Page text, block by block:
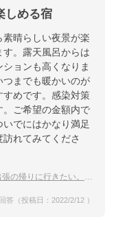
しめる宿
晴らしい夜景が楽
す。露天風呂からは
ョンも高くなりま
までも暖かいのが
めです。感染対策
。ご希望の金額内で
でにはかなり満足
れてみてくださ
たい。おすすめを教えて下さい。
答（投稿日：2022/2/12 ）